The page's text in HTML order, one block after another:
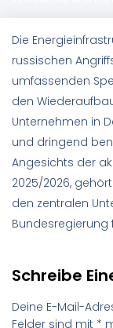
Die
russischen
umfassenden
den
Unternehmen in
und dringend
Angesichts der
2025/2026,
den zentralen
Bundesregierung
Schreibe
Deine E-Mail-
Felder sind mit *